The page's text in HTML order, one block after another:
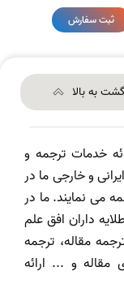
ثبت سفارش
به بالا
خدمات ترجمه و
و خارجی ما در
می نمایند. ما در
داران افق علم
مقاله، ترجمه
مقاله و ... ارائه